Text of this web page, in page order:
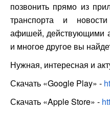
позвонить прямо из
транспорта и
афишей, действующими
и многое другое вы
Нужная, интересная и
Скачать «Google Play» -
Скачать «Apple Store» -